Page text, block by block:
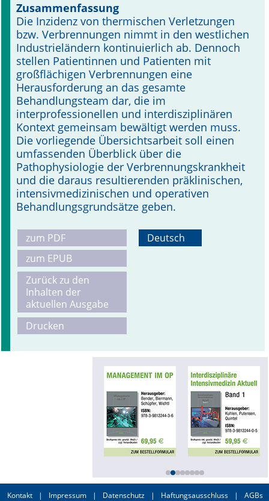
A&I English
Mediadaten
Autoren-Service
Bestell-Service
Stellenmarkt
Kongresskalender
Zusammenfassung
Die Inzidenz von thermischen Verletzungen
bzw. Verbrennungen nimmt in den westlichen
Industrieländern kontinuierlich ab. Dennoch
stellen Patientinnen und Patienten mit
großflächigen Verbrennungen eine
Herausforderung an das gesamte
Behandlungsteam dar, die im
interprofessionellen und interdisziplinären
Kontext gemeinsam bewältigt werden muss.
Die vorliegende Übersichtsarbeit soll einen
umfassenden Überblick über die
Pathophysiologie der Verbrennungskrankheit
und die daraus resultierenden präklinischen,
intensivmedizinischen und operativen
Behandlungsgrundsätze geben.
zum PDF
zum EPUB
Zurück zu den
Inhalten der
aktuellen Ausgabe
Drucken
Deutsch
Kontakt | Impressum | Datenschutz | Haftungsausschluss | AGBs